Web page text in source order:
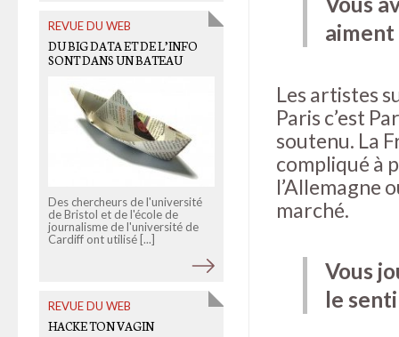
aiment
Les artistes
Paris c’est
soutenu. La
compliqué à
l’Allemagne
marché.
Vous
le
REVUE DU WEB
DU BIG DATA ET DE L’INFO
SONT DANS UN BATEAU
Des chercheurs de l'université
de Bristol et de l'école de
journalisme de l'université de
Cardiff ont utilisé [...]
REVUE DU WEB
HACKE TON VAGIN
D’ENNAHDHA
continue de se défendre [...]